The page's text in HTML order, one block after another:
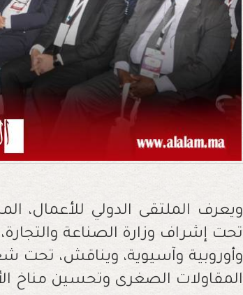
ويعرف الملتقى الدولي للأعمال،
تحت إشراف وزارة الصناعة
وأوروبية وآسيوية، ويناقش، تحت
المقاولات الصغرى وتحسين مناخ